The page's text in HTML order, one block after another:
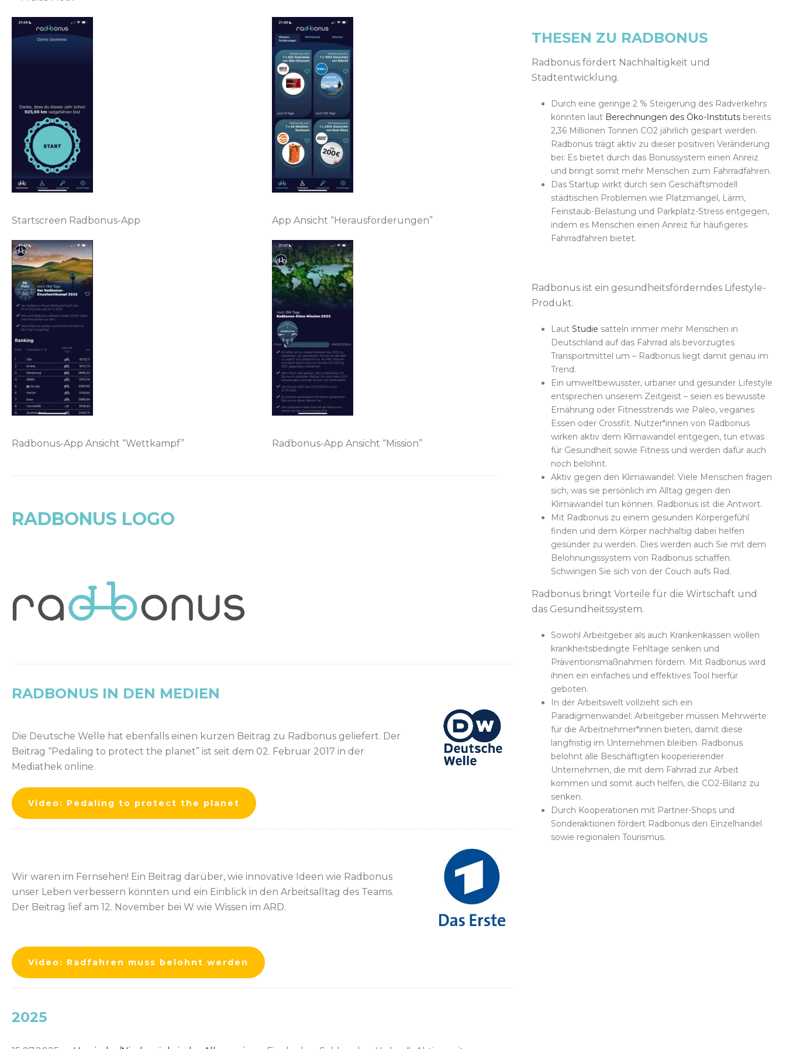
Startscreen Radbonus-App
Radbonus-App Ansicht “Wettkampf”
App Ansicht “Herausforderungen”
Radbonus-App Ansicht “Mission”
RADBONUS LOGO
RADBONUS IN DEN MEDIEN
Die Deutsche Welle hat ebenfalls einen kurzen Beitrag zu Radbonus geliefert. Der
Beitrag “Pedaling to protect the planet” ist seit dem 02. Februar 2017 in der
Mediathek online.
Video: Pedaling to protect the planet
Wir waren im Fernsehen! Ein Beitrag darüber, wie innovative Ideen wie Radbonus
unser Leben verbessern könnten und ein Einblick in den Arbeitsalltag des Teams.
Der Beitrag lief am 12. November bei W wie Wissen im ARD.
Video: Radfahren muss belohnt werden
2025
THESEN ZU RADBONUS
Radbonus fördert Nachhaltigkeit und
Stadtentwicklung.
Durch eine geringe 2 % Steigerung des Radverkehrs
könnten laut Berechnungen des Öko-Instituts bereits
2,36 Millionen Tonnen CO2 jährlich gespart werden.
Radbonus trägt aktiv zu dieser positiven Veränderung
bei: Es bietet durch das Bonussystem einen Anreiz
und bringt somit mehr Menschen zum Fahrradfahren.
Das Startup wirkt durch sein Geschäftsmodell
städtischen Problemen wie Platzmangel, Lärm,
Feinstaub-Belastung und Parkplatz-Stress entgegen,
indem es Menschen einen Anreiz für häufigeres
Fahrradfahren bietet.
Radbonus ist ein gesundheitsförderndes Lifestyle-
Produkt.
LautStudie satteln immer mehr Menschen in
Deutschland auf das Fahrrad als bevorzugtes
Transportmittel um – Radbonus liegt damit genau im
Trend.
Ein umweltbewusster, urbaner und gesunder Lifestyle
entsprechen unserem Zeitgeist – seien es bewusste
Ernährung oder Fitnesstrends wie Paleo, veganes
Essen oder Crossfit. Nutzer*innen von Radbonus
wirken aktiv dem Klimawandel entgegen, tun etwas
für Gesundheit sowie Fitness und werden dafür auch
noch belohnt.
Aktiv gegen den Klimawandel: Viele Menschen fragen
sich, was sie persönlich im Alltag gegen den
Klimawandel tun können. Radbonus ist die Antwort.
Mit Radbonus zu einem gesunden Körpergefühl
finden und dem Körper nachhaltig dabei helfen
gesünder zu werden. Dies werden auch Sie mit dem
Belohnungssystem von Radbonus schaffen.
Schwingen Sie sich von der Couch aufs Rad.
Radbonus bringt Vorteile für die Wirtschaft und
das Gesundheitssystem.
Sowohl Arbeitgeber als auch Krankenkassen wollen
krankheitsbedingte Fehltage senken und
Präventionsmaßnahmen fördern. Mit Radbonus wird
ihnen ein einfaches und effektives Tool hierfür
geboten.
In der Arbeitswelt vollzieht sich ein
Paradigmenwandel: Arbeitgeber müssen Mehrwerte
für die Arbeitnehmer*innen bieten, damit diese
langfristig im Unternehmen bleiben. Radbonus
belohnt alle Beschäftigten kooperierender
Unternehmen, die mit dem Fahrrad zur Arbeit
kommen und somit auch helfen, die CO2-Bilanz zu
senken.
Durch Kooperationen mit Partner-Shops und
Sonderaktionen fördert Radbonus den Einzelhandel
sowie regionalen Tourismus.